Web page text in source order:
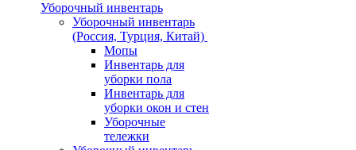
Уборочный инвентарь
Уборочный инвентарь
(Россия, Турция, Китай)
Мопы
Инвентарь для
уборки пола
Инвентарь для
уборки окон и стен
Уборочные
тележки